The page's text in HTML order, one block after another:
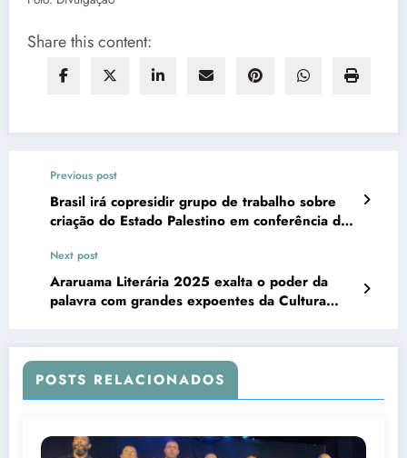
Share this content:
Previous post
Brasil irá copresidir grupo de trabalho sobre
criação do Estado Palestino em conferência da
Next post
Araruama Literária 2025 exalta o poder da
palavra com grandes expoentes da Cultura
POSTS RELACIONADOS